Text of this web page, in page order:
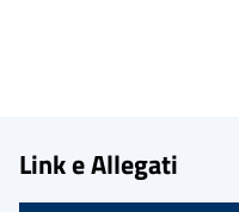
Link e Allegati